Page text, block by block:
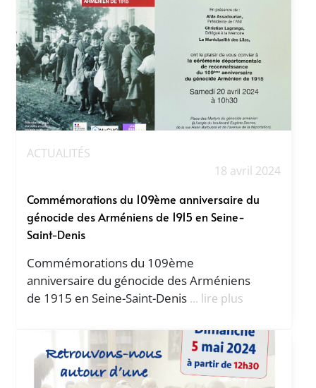
ACTUALITÉS
18 avril 2024
Commémorations du 109ème anniversaire du
génocide des Arméniens de 1915 en Seine-
Saint-Denis
Commémorations du 109ème
anniversaire du génocide des Arméniens
de 1915 en Seine-Saint-Denis ... lire plus